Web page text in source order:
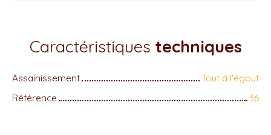
Caractéristiques techniques
Assainissement
Tout à l'égout
Référence
36